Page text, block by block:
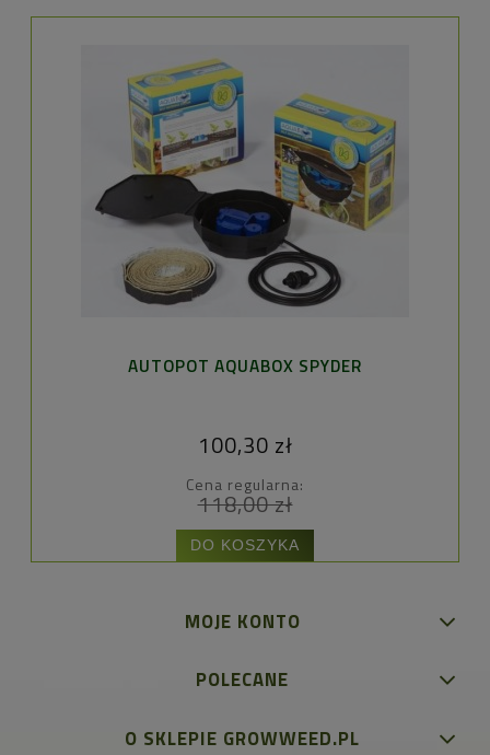
AUTOPOT AQUABOX SPYDER
100,30 zł
Cena regularna:
118,00 zł
DO KOSZYKA
MOJE KONTO
POLECANE
O SKLEPIE GROWWEED.PL